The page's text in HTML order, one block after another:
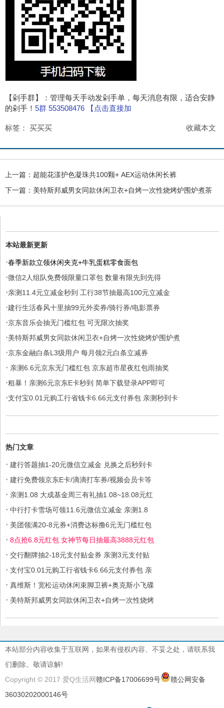
【剁手群】：管理每天手动发剁手单，每天消息有限，适合安静
的剁手！ 5群 553508476 【点击直接加
收藏本文
标签： 买买买
上一篇： 超能花漾护色凝珠共100颗+ AEX运动休闲长裤
下一篇： 美特斯邦威男女同款休闲卫衣+自烤一次性烧烤炉围炉煮茶
本站最新更新
·春季新款立领休闲夹克+牛乳蛋糕零食面包
·微信2人组队免费领限量口罩包 数量有限先到先得
·亲测11.4元立减金秒到 工行38节抽最高100元立减金
·建行生活春风十里抽99元外卖券/骑行券/电影票券
·京东音乐会抽无门槛红包 可无限次抽奖
·美特斯邦威男女同款休闲卫衣+自烤一次性烧烤炉围炉煮
·京东金融白条L3级用户 每月领2元白条立减券
· 亲测6.6元京东无门槛红包 京东超市星夜红包雨抽奖
·粗暴！亲测6元京东E卡秒到 简单下载登录APP即可
·支付宝0.01元购工行省钱卡6.66元支付券包 亲测秒到卡
热门文章
· 建行答题抽1-20元微信立减金 兑换之后秒到卡
· 建行免费领京东E卡/滴滴打车券/视频会员卡等
· 亲测1.08 大成基金周三有礼抽1.08~18.08元红
· 中行打卡雪场可领11.6元微信立减金 亲测1.8
· 美团领满20-8元券+消费达标撸6元无门槛红包
· 8点抢6.8元红包 女神节每日抽最高3888元红包
· 交行翻牌抽2-18元支付贴金券 亲测3元支付贴
· 支付宝0.01元购工行省钱卡6.66元支付券包 亲
· 真维斯！宽松运动休闲束脚卫裤+奥克斯小飞碟
· 美特斯邦威男女同款休闲卫衣+自烤一次性烧烤
本站部分内容收集于互联网，如果有侵权内容、不妥之处，请联系我
们删除。敬请谅解!
Copyright © 2017 爱Q生活网赣ICP备17006699号
赣公网安备
36030202000146号